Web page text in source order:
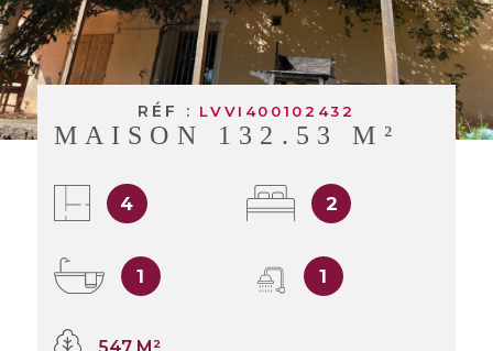
BIENS
RÉF : LVVI400102432
MAISON 132.53 M²
4 2
1 1
BUDGET